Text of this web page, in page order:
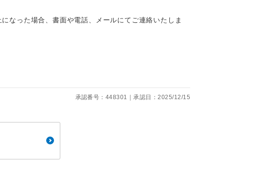
なった場合、書面や電話、メールにてご連絡いたしま
承認番号：448301｜承認日：2025/12/15
ースです。
の計画にとても便利で